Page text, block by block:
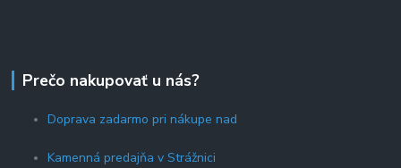
Prečo nakupovať u nás?
Doprava zadarmo pri nákupe nad
Kamenná predajňa v Strážnici